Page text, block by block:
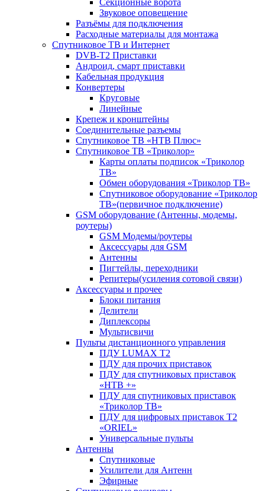
Секционные ворота
Звуковое оповещение
Разъёмы для подключения
Расходные материалы для монтажа
Спутниковое ТВ и Интернет
DVB-Т2 Приставки
Андроид, смарт приставки
Кабельная продукция
Конвертеры
Круговые
Линейные
Крепеж и кронштейны
Соединительные разъемы
Спутниковое ТВ «НТВ Плюс»
Спутниковое ТВ «Триколор»
Карты оплаты подписок «Триколор
ТВ»
Обмен оборудования «Триколор ТВ»
Спутниковое оборудование «Триколор
ТВ»(первичное подключение)
GSM оборудование (Антенны, модемы,
роутеры)
GSM Модемы/роутеры
Аксессуары для GSM
Антенны
Пигтейлы, переходники
Репитеры(усиления сотовой связи)
Аксессуары и прочее
Блоки питания
Делители
Диплексоры
Мультисвичи
Пульты дистанционного управления
ПДУ LUMAX Т2
ПДУ для прочих приставок
ПДУ для спутниковых приставок
«НТВ +»
ПДУ для спутниковых приставок
«Триколор ТВ»
ПДУ для цифровых приставок Т2
«ORIEL»
Универсальные пульты
Антенны
Спутниковые
Усилители для Антенн
Эфирные